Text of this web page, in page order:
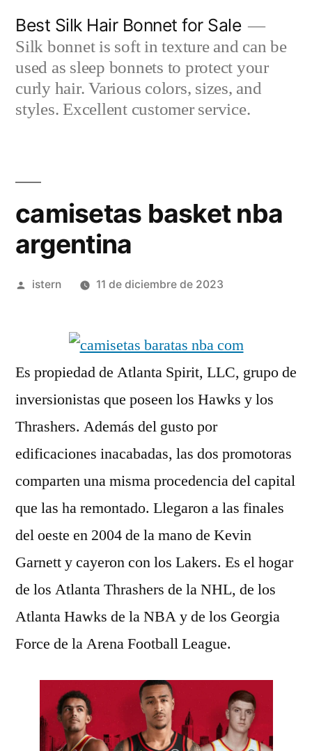
contenido
Best Silk Hair Bonnet for Sale
Silk bonnet is soft in texture and can be
used as sleep bonnets to protect your
curly hair. Various colors, sizes, and
styles. Excellent customer service.
camisetas basket nba
argentina
Publicado
istern 11 de diciembre de 2023
Es propiedad de Atlanta Spirit, LLC, grupo de
inversionistas que poseen los Hawks y los
Thrashers. Además del gusto por
edificaciones inacabadas, las dos promotoras
comparten una misma procedencia del capital
que las ha remontado. Llegaron a las finales
del oeste en 2004 de la mano de Kevin
Garnett y cayeron con los Lakers. Es el hogar
de los Atlanta Thrashers de la NHL, de los
Atlanta Hawks de la NBA y de los Georgia
Force de la Arena Football League.